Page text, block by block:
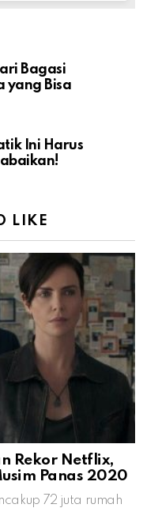
Bagasi
yang Bisa
Ini Harus
LIKE
Rekor Netflix,
Panas 2020
72 juta rumah